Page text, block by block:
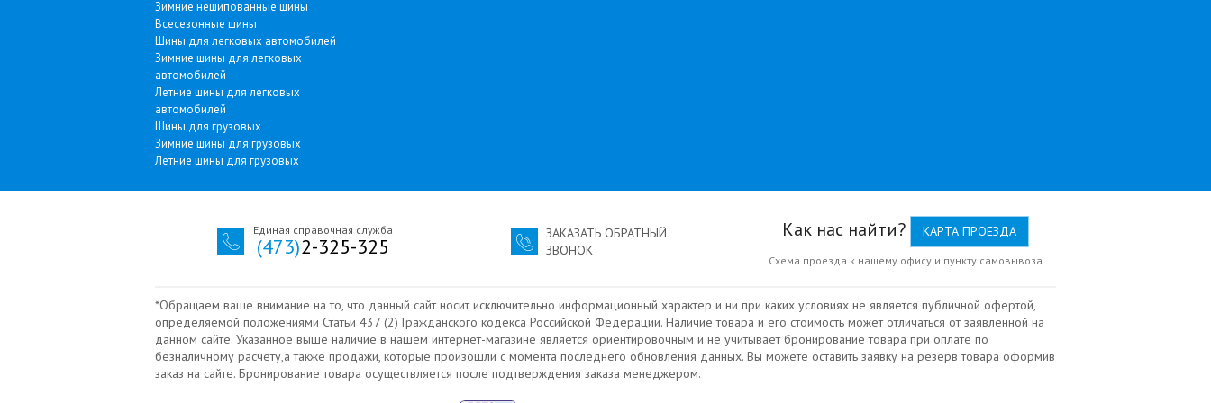
Зимние нешипованные шины
Всесезонные шины
Шины для легковых автомобилей
Зимние шины для легковых
автомобилей
Летние шины для легковых
автомобилей
Шины для грузовых
Зимние шины для грузовых
Летние шины для грузовых
Единая справочная служба
(473)2-325-325
ЗАКАЗАТЬ ОБРАТНЫЙ
ЗВОНОК
Как нас найти? КАРТА ПРОЕЗДА
Схема проезда к нашему офису и пункту самовывоза
*Обращаем ваше внимание на то, что данный сайт носит исключительно информационный характер и ни при каких условиях не является публичной офертой,
определяемой положениями Статьи 437 (2) Гражданского кодекса Российской Федерации. Наличие товара и его стоимость может отличаться от заявленной на
данном сайте. Указанное выше наличие в нашем интернет-магазине является ориентировочным и не учитывает бронирование товара при оплате по
безналичному расчету‚а также продажи, которые произошли с момента последнего обновления данных. Вы можете оставить заявку на резерв товара оформив
заказ на сайте. Бронирование товара осуществляется после подтверждения заказа менеджером.